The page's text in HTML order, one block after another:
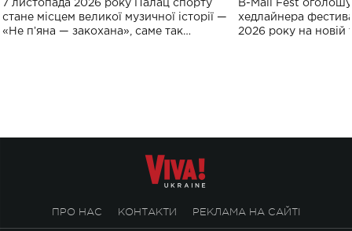
спорту
7 листопада 2026 року Палац спорту
стане місцем великої музичної історії —
«Не пʼяна — закохана», саме так
B-Mall Fest
хедлайнера
2026 року на новій
ПРО НАС КОНТАКТИ РЕКЛАМА НА САЙТІ